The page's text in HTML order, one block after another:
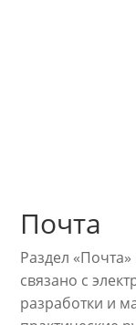
Почта
Раздел
связано с
разработки и